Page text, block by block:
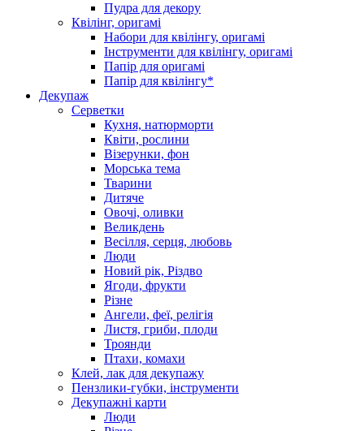
Пудра для декору
Квілінг, оригамі
Набори для квілінгу, оригамі
Інструменти для квілінгу, оригамі
Папір для оригамі
Папір для квілінгу*
Декупаж
Серветки
Кухня, натюрморти
Квіти, рослини
Візерунки, фон
Морська тема
Тварини
Дитяче
Овочі, оливки
Великдень
Весілля, серця, любовь
Люди
Новий рік, Різдво
Ягоди, фрукти
Різне
Ангели, феї, релігія
Листя, гриби, плоди
Троянди
Птахи, комахи
Клей, лак для декупажу
Пензлики-губки, інструменти
Декупажні карти
Люди